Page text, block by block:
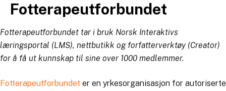
Hopp
innhold
Fotterapeutforbundet
Fotterapeutforbundet tar i bruk Norsk Interaktivs
læringsportal (LMS), nettbutikk og forfatterverktøy (Creator)
for å få ut kunnskap til sine over 1000 medlemmer.
Fotterapeutforbundet er en yrkesorganisasjon for autoriserte